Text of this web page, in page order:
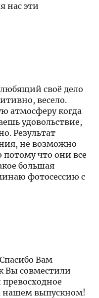
нас эти
своё дело
весело.
атмосферу когда
удовольствие,
Результат
не возможно
что они все
большая
фотосессию с
Вам
Вы совместили
превосходное
нашем выпускном!